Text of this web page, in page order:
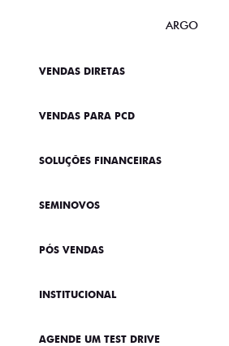
ARGO
VENDAS DIRETAS
VENDAS PARA PCD
SOLUÇÕES FINANCEIRAS
SEMINOVOS
PÓS VENDAS
INSTITUCIONAL
AGENDE UM TEST DRIVE